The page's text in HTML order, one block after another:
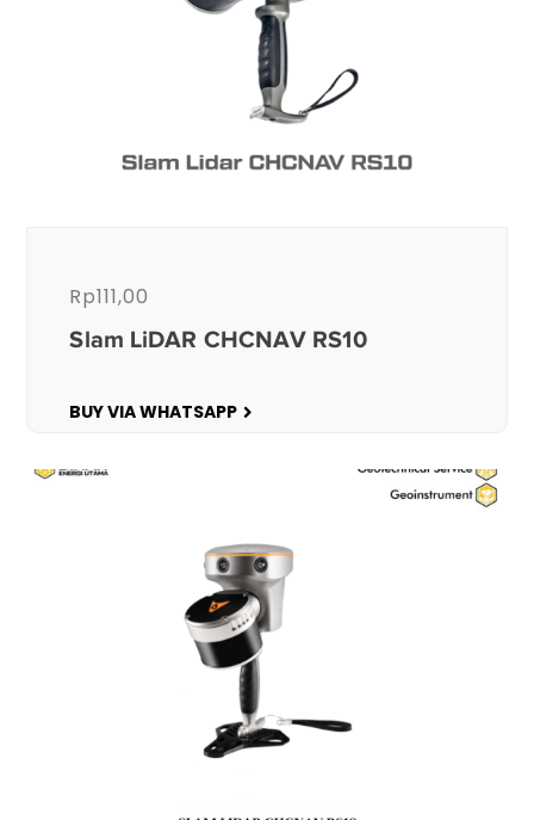
Slam LiDAR CHCNAV RS10
Rp111,00
BUY VIA WHATSAPP